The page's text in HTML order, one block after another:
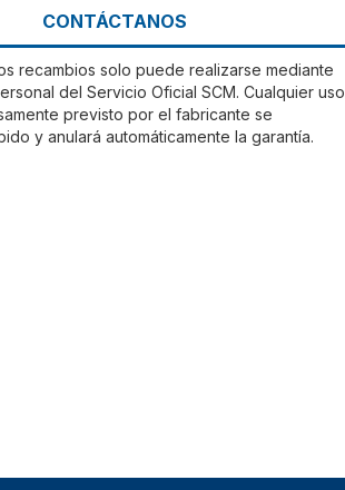
CONTÁCTANOS
recambios solo puede realizarse mediante
del Servicio Oficial SCM. Cualquier uso
previsto por el fabricante se
y anulará automáticamente la garantía.